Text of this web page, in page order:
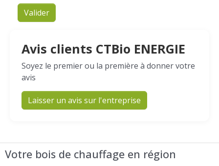
Valider
Avis clients CTBio ENERGIE
Soyez le premier ou la première à donner votre
avis
Laisser un avis sur l'entreprise
Votre bois de chauffage en région